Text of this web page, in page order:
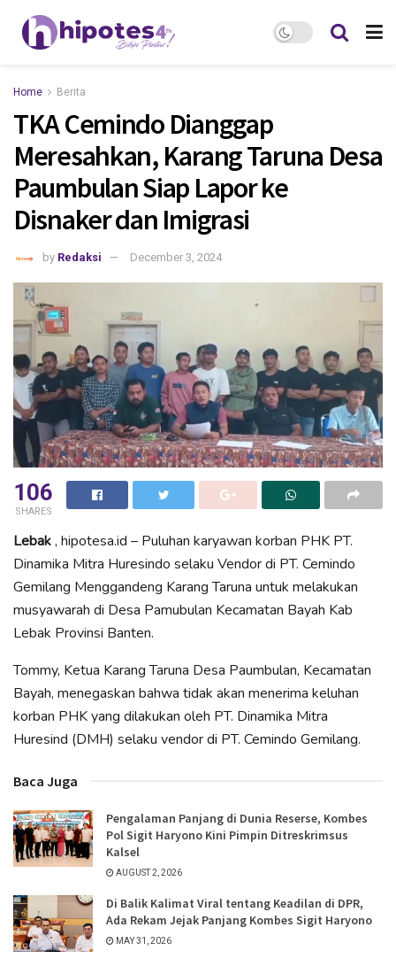
Home Berita
TKA Cemindo Dianggap
Meresahkan, Karang Taruna Desa
Paumbulan Siap Lapor ke
Disnaker dan Imigrasi
by Redaksi December 3, 2024
106
SHARES
Lebak, hipotesa.id – Puluhan karyawan korban PHK PT.
Dinamika Mitra Huresindo selaku Vendor di PT. Cemindo
Gemilang Menggandeng Karang Taruna untuk melakukan
musyawarah di Desa Pamubulan Kecamatan Bayah Kab
Lebak Provinsi Banten.
Tommy, Ketua Karang Taruna Desa Paumbulan, Kecamatan
Bayah, menegaskan bahwa tidak akan menerima keluhan
korban PHK yang dilakukan oleh PT. Dinamika Mitra
Huresind (DMH) selaku vendor di PT. Cemindo Gemilang.
Baca Juga
Pengalaman Panjang di Dunia Reserse, Kombes
Pol Sigit Haryono Kini Pimpin Ditreskrimsus
Kalsel
AUGUST 2, 2026
Di Balik Kalimat Viral tentang Keadilan di DPR,
Ada Rekam Jejak Panjang Kombes Sigit Haryono
MAY 31, 2026